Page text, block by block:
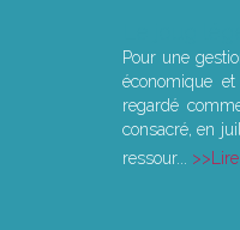
Pour une
économique
regardé
consacré, en
ressour...